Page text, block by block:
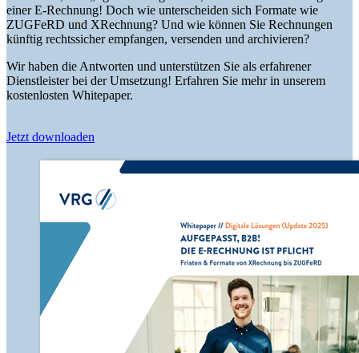
einer E-Rechnung! Doch wie unterscheiden sich Formate wie
ZUGFeRD und XRechnung? Und wie können Sie Rechnungen
künftig rechtssicher empfangen, versenden und archivieren?
Wir haben die Antworten und unterstützen Sie als erfahrener
Dienstleister bei der Umsetzung! Erfahren Sie mehr in unserem
kostenlosten Whitepaper.
Jetzt downloaden